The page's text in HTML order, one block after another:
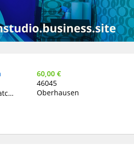
Verkaufe eine Samsung Galaxy Watch ohne Macken oder Kratzer die Uhr ist ein Jahr alt wurde aber kaum benutzt OVP und Rechnung dabei
60,00 €
46045
Oberhausen